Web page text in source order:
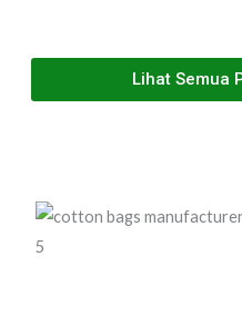
Lihat Semua